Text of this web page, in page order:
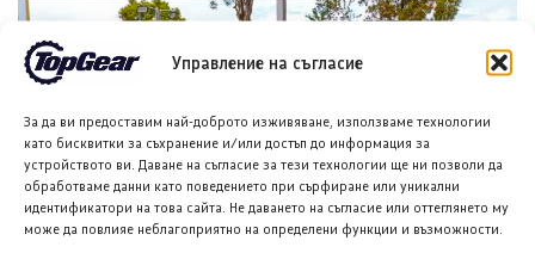
Управление на съгласие
За да ви предоставим най-доброто изживяване, използваме технологии
като бисквитки за съхранение и/или достъп до информация за
устройството ви. Даване на съгласие за тези технологии ще ни позволи да
обработваме данни като поведението при сърфиране или уникални
идентификатори на това сайта. Не даването на съгласие или оттеглянето му
може да повлияе неблагоприятно на определени функции и възможности.
Нисан Кашкай постави рекорд на Гинес за пробег с